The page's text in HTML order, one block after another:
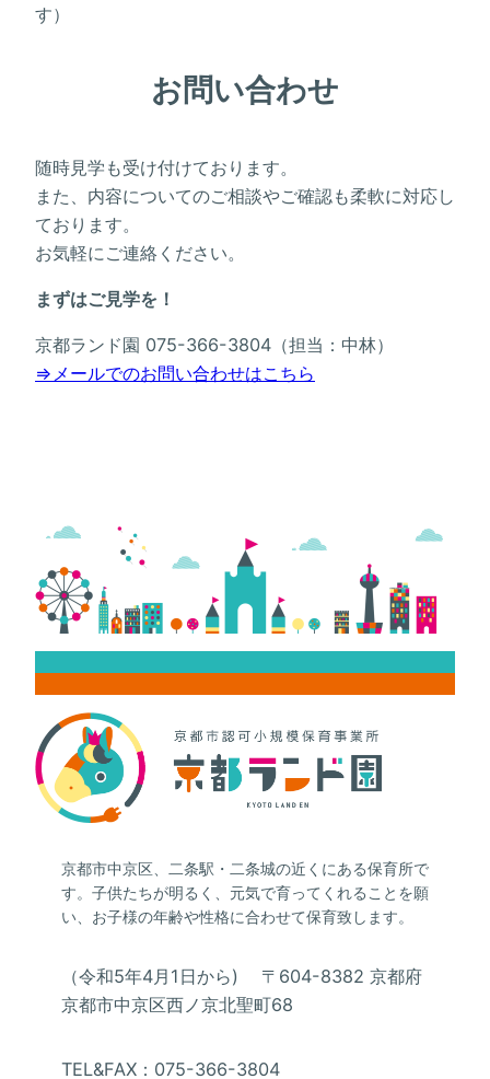
す）
お問い合わせ
随時見学も受け付けております。
また、内容についてのご相談やご確認も柔軟に対応し
ております。
お気軽にご連絡ください。
まずはご見学を！
京都ランド園 075-366-3804（担当：中林）
⇒メールでのお問い合わせはこちら
京都市中京区、二条駅・二条城の近くにある保育所で
す。子供たちが明るく、元気で育ってくれることを願
い、お子様の年齢や性格に合わせて保育致します。
（令和5年4月1日から) 〒604-8382 京都府
京都市中京区西ノ京北聖町68
TEL&FAX：075-366-3804